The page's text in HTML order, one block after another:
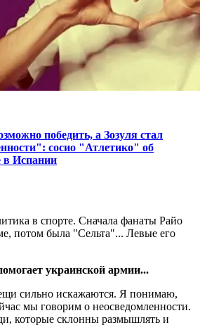
победить, а Зозуля стал
сосио "Атлетико" об
в Испании
в спорте. Сначала фанаты Райо
потом была "Сельта"... Левые его
украинской армии...
сильно искажаются. Я понимаю,
мы говорим о неосведомленности.
которые склонны размышлять и